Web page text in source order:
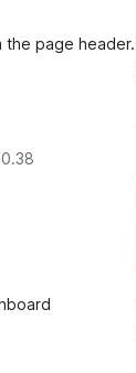
the page header.